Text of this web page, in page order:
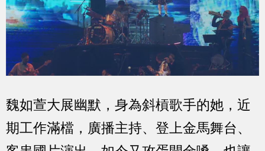
魏如萱大展幽默，身為斜槓歌手的她，近
期工作滿檔，廣播主持、登上金馬舞台、